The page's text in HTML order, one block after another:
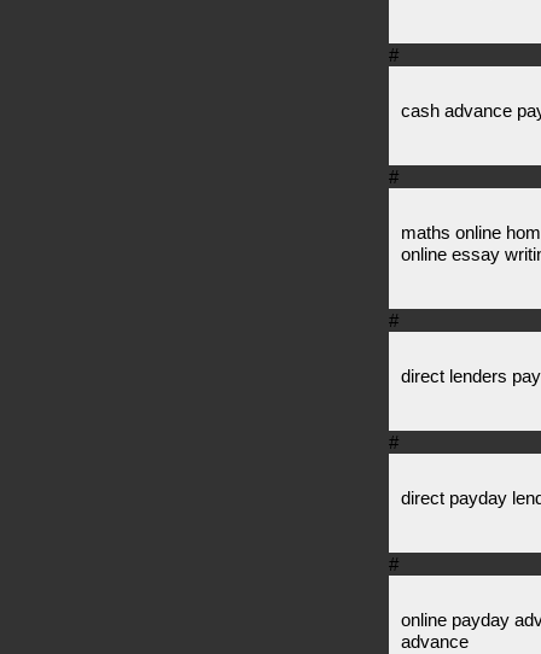
#
cash advance
#
maths online
online essay
#
direct lenders
#
direct payday
#
online payday
advance